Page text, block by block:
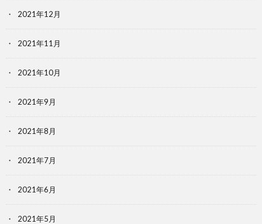
2021年12月
2021年11月
2021年10月
2021年9月
2021年8月
2021年7月
2021年6月
2021年5月